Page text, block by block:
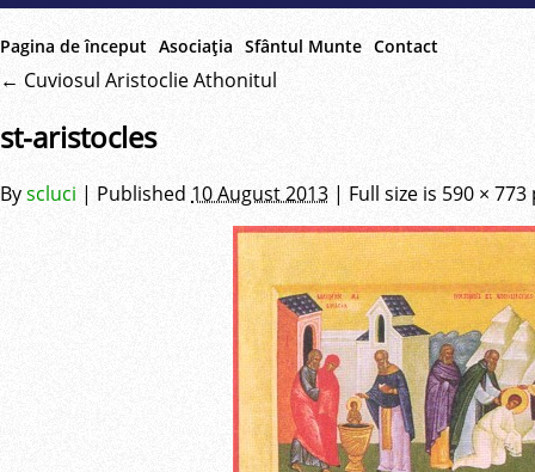
Pagina de început Asociaţia Sfântul Munte Contact
← Cuviosul Aristoclie Athonitul
st-aristocles
Byscluci | Published 10 August 2013 | Full size is 590 × 773